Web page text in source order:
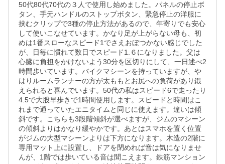
50代80代70代の３人で使用し始めました。パネルの停止ボ
タン、手元ハンドルのストップボタン、緊急停止の洋服に
挟むクリップで3種の停止方法があるので、年寄りでも安心
して使いこなせています。かなり足が上がらない母も、初
めは1番スローなスピード1でさえおぼつかない感じでした
が、日毎に慣れて数日でスピード1.６になりました。父は
心臓に負担をかけないよう30分を区切りにして、一日述べ2
時間歩いています。バイクマシーンを持っていますが、や
はりルームランナーの方が太ももとお尻への負荷があり鍛
えられると喜んでいます。50代の私はスピード6で走ったり
4.5で大股早歩きで1時間使用します。スピードと時間はこ
れまで通っていたエニタイムと同じに使えます。違いは傾
斜です。こちらも3段階傾斜が選べますが、ジムのマシーン
の傾斜よりはかなり緩やかです。あとはスマホを置く位置
がジムの大型マシーンよりは下方になります。木造の2階に
専用マット上に設置し、ドアを閉めれば音は気になりませ
んが、1階では歩いている音は聞こえます。鉄筋マンション